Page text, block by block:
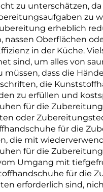
zu unterschätzen,
zu
erheblich
nassen Oberflächen
in der Küche.
sind, um alles von
dass die
die
zu erfüllen und
für die
oder
für die
die mit
für die
Umgang mit
für die
erforderlich sind,